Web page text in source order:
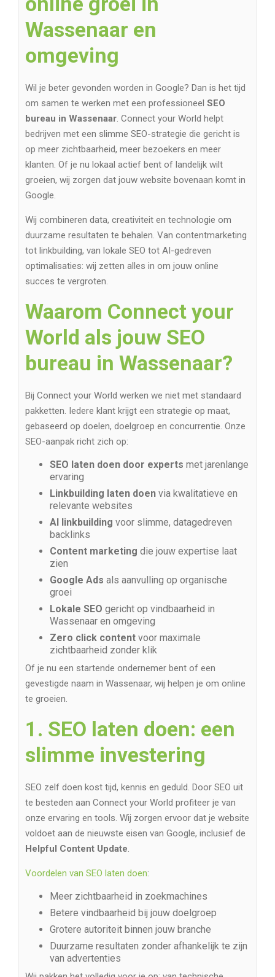
Wassenaar en
omgeving
Wil je beter gevonden worden in Google? Dan is het tijd
om samen te werken met een professioneel SEO
bureau in Wassenaar. Connect your World helpt
bedrijven met een slimme SEO-strategie die gericht is
op meer zichtbaarheid, meer bezoekers en meer
klanten. Of je nu lokaal actief bent of landelijk wilt
groeien, wij zorgen dat jouw website bovenaan komt in
Google.
Wij combineren data, creativiteit en technologie om
duurzame resultaten te behalen. Van contentmarketing
tot linkbuilding, van lokale SEO tot AI-gedreven
optimalisaties: wij zetten alles in om jouw online
succes te vergroten.
Waarom Connect your
World als jouw SEO
bureau in Wassenaar?
Bij Connect your World werken we niet met standaard
pakketten. Iedere klant krijgt een strategie op maat,
gebaseerd op doelen, doelgroep en concurrentie. Onze
SEO-aanpak richt zich op:
SEO laten doen door experts met jarenlange
ervaring
Linkbuilding laten doen via kwalitatieve en
relevante websites
AI linkbuilding voor slimme, datagedreven
backlinks
Content marketing die jouw expertise laat
zien
Google Ads als aanvulling op organische
groei
Lokale SEO gericht op vindbaarheid in
Wassenaar en omgeving
Zero click content voor maximale
zichtbaarheid zonder klik
Of je nu een startende ondernemer bent of een
gevestigde naam in Wassenaar, wij helpen je om online
te groeien.
1. SEO laten doen: een
slimme investering
SEO zelf doen kost tijd, kennis en geduld. Door SEO uit
te besteden aan Connect your World profiteer je van
onze ervaring en tools. Wij zorgen ervoor dat je website
voldoet aan de nieuwste eisen van Google, inclusief de
Helpful Content Update.
Voordelen van SEO laten doen:
Meer zichtbaarheid in zoekmachines
Betere vindbaarheid bij jouw doelgroep
Grotere autoriteit binnen jouw branche
Duurzame resultaten zonder afhankelijk te zijn
van advertenties